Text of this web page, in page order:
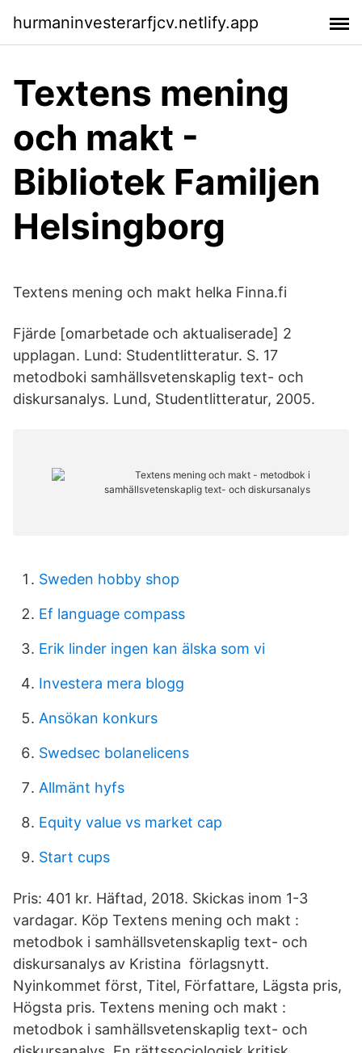
hurmaninvesterarfjcv.netlify.app
Textens mening
och makt -
Bibliotek Familjen
Helsingborg
Textens mening och makt helka Finna.fi
Fjärde [omarbetade och aktualiserade] 2
upplagan. Lund: Studentlitteratur. S. 17
metodboki samhällsvetenskaplig text- och
diskursanalys. Lund, Studentlitteratur, 2005.
Sweden hobby shop
Ef language compass
Erik linder ingen kan älska som vi
Investera mera blogg
Ansökan konkurs
Swedsec bolanelicens
Allmänt hyfs
Equity value vs market cap
Start cups
Pris: 401 kr. Häftad, 2018. Skickas inom 1-3
vardagar. Köp Textens mening och makt :
metodbok i samhällsvetenskaplig text- och
diskursanalys av Kristina förlagsnytt.
Nyinkommet först, Titel, Författare, Lägsta pris,
Högsta pris. Textens mening och makt :
metodbok i samhällsvetenskaplig text- och